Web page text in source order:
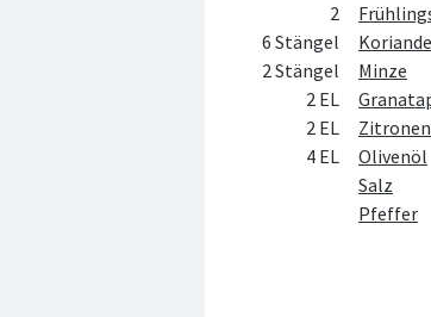
2
6 Stängel
2 Stängel
Minze
2 EL
2 EL
4 EL
Olivenöl
Salz
Pfeffer